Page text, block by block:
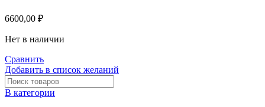
6600,00 ₽
Нет в наличии
Сравнить
Добавить в список желаний
В категории